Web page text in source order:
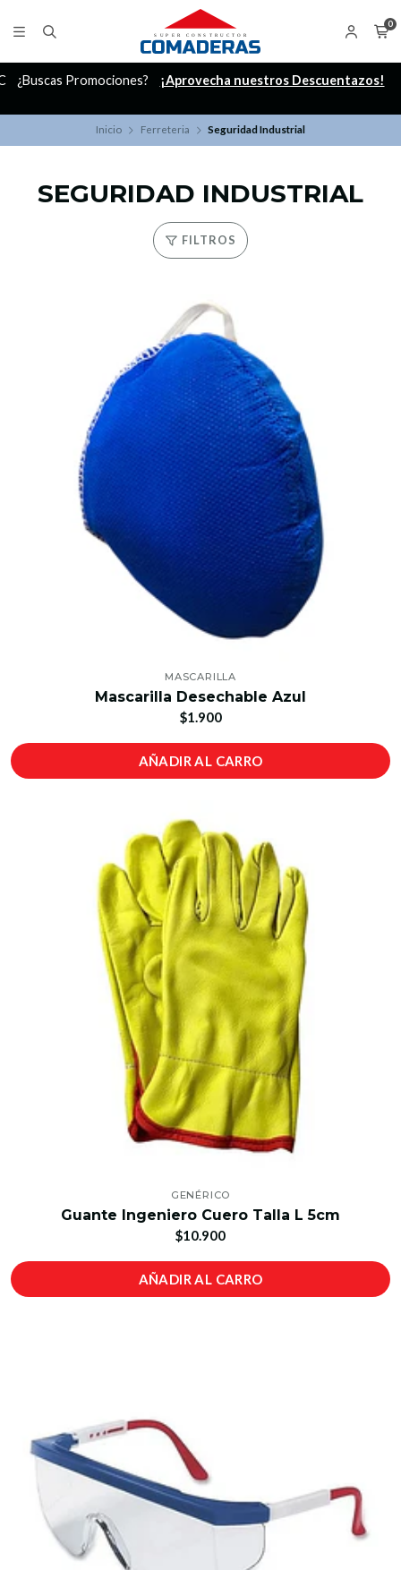
0
¿Buscas Promociones? ¡Aprovecha nuestros Descuentazos!
Inicio Ferreteria Seguridad Industrial
SEGURIDAD INDUSTRIAL
FILTROS
MASCARILLA
Mascarilla Desechable Azul
$1.900
AÑADIR AL CARRO
GENÉRICO
Guante Ingeniero Cuero Talla L 5cm
$10.900
AÑADIR AL CARRO